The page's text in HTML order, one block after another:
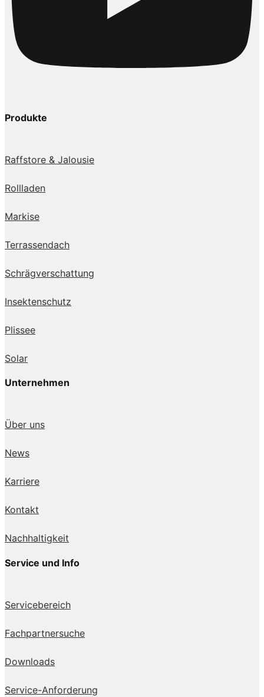
Produkte
Raffstore & Jalousie
Rollladen
Markise
Terrassendach
Schrägverschattung
Insektenschutz
Plissee
Solar
Unternehmen
Über uns
News
Karriere
Kontakt
Nachhaltigkeit
Service und Info
Servicebereich
Fachpartnersuche
Downloads
Service-Anforderung